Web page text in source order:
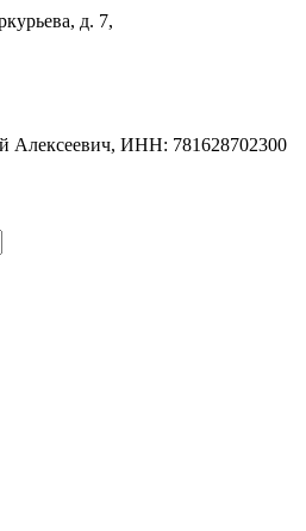
д. 7,
ИНН: 781628702300